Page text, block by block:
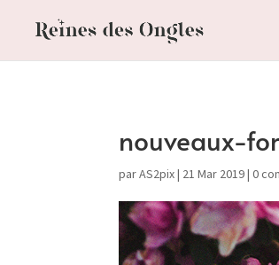
nouveaux-
parAS2pix| 21 Mar 2019|0